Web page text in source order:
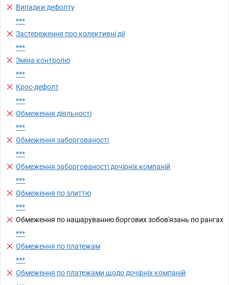
Випадки дефолту
***
Застереження про колективні дії
***
Зміна контролю
***
Крос-дефолт
***
Обмеження діяльності
***
Обмеження заборгованості
***
Обмеження заборгованості дочірніх компаній
***
Обмеження по злиттю
***
Обмеження по нашаруванню боргових зобов'язань по рангах
***
Обмеження по платежам
***
Обмеження по платежами щодо дочірніх компаній